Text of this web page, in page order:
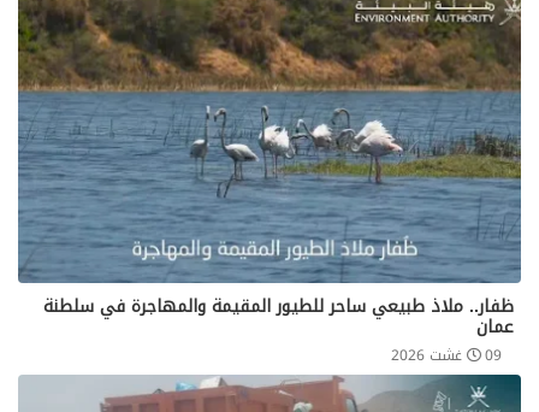
ظفار.. ملاذ طبيعي ساحر للطيور المقيمة والمهاجرة في سلطنة
عمان
09 غشت 2026